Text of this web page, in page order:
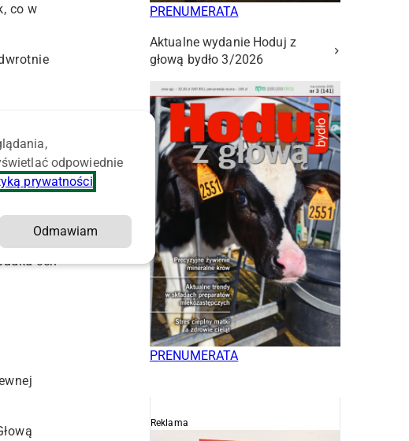
co w
cen
PRENUMERATA
Aktualne wydanie Hoduj z
głową bydło 3/2026
PRENUMERATA
Reklama
odpowiednie
prywatności
Odmawiam